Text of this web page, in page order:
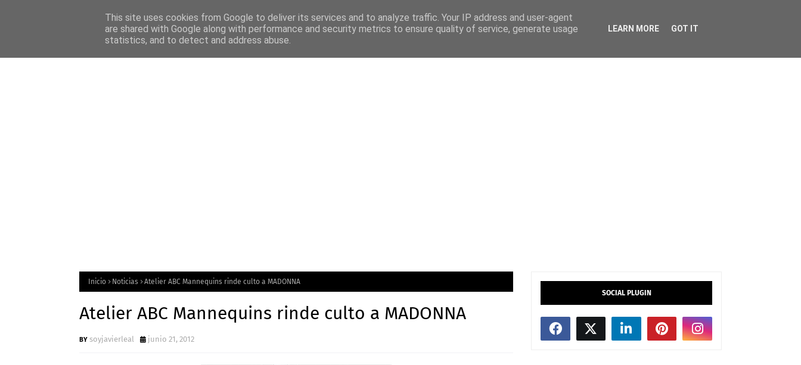
Home Features Menciones Mega Menu
Inicio Noticias Atelier ABC Mannequins rinde culto a MADONNA
Atelier ABC Mannequins rinde culto a MADONNA
soyjavierleal junio 21, 2012
SOCIAL PLUGIN
This site uses cookies from Google to deliver its services and to analyze traffic. Your IP address and user-agent
are shared with Google along with performance and security metrics to ensure quality of service, generate usage
statistics, and to detect and address abuse.
LEARN MORE GOT IT